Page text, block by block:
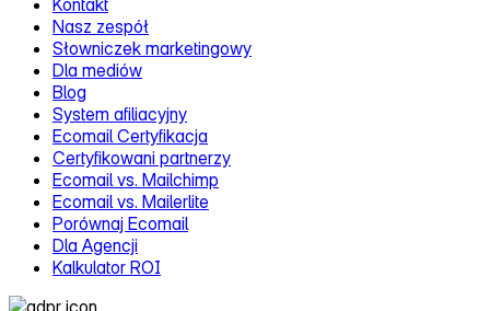
Nasz zespół
Słowniczek marketingowy
Dla mediów
Blog
System afiliacyjny
Ecomail Certyfikacja
Certyfikowani partnerzy
Ecomail vs. Mailchimp
Ecomail vs. Mailerlite
Porównaj Ecomail
Dla Agencji
Kalkulator ROI